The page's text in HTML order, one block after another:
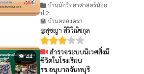
บ้านนักวิทยาศาสตร์น้อย
ป.2
🏫 บ้านคลองครก
@สุชญา สิริวิณิชกุล
👁 44
สำรวจระบบนิเวศสิ่งมี
ชีวิตในโรงเรียน
รร.อนุบาลจันทบุรี